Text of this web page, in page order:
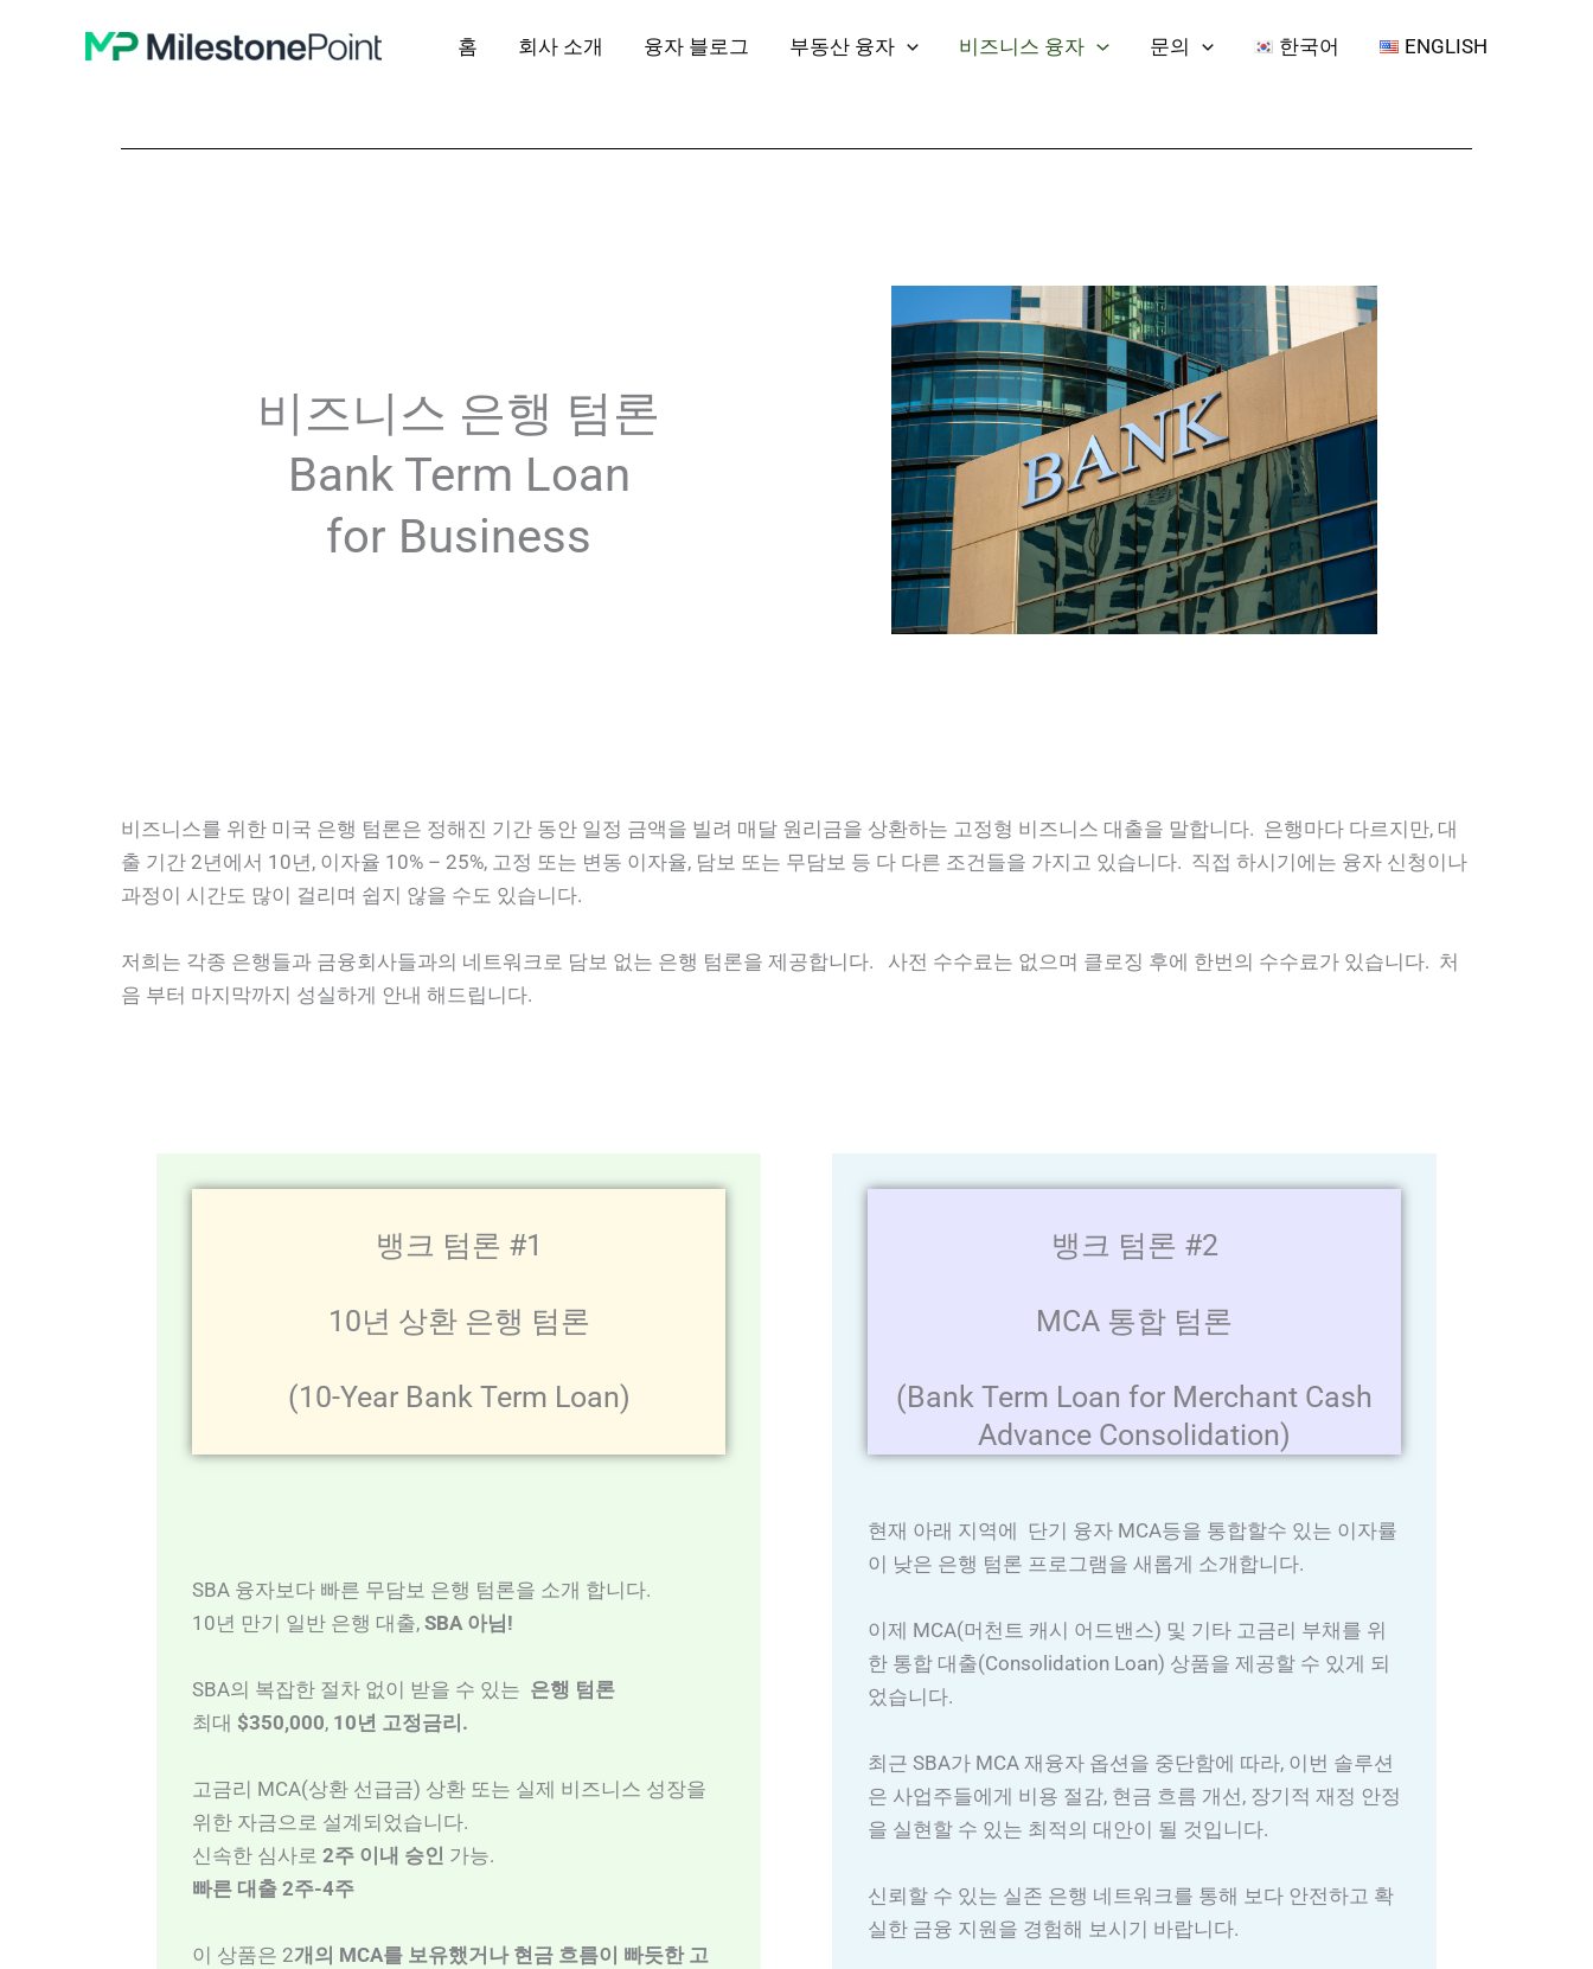
홈 회사 소개 융자 블로그 부동산 융자 비즈니스 융자 문의 한국어 ENGLISH
비즈니스 은행 텀론
Bank Term Loan
for Business
비즈니스를 위한 미국 은행 텀론은 정해진 기간 동안 일정 금액을 빌려 매달 원리금을 상환하는 고정형 비즈니스 대출을 말합니다. 은행마다 다르지만, 대
출 기간 2년에서 10년, 이자율 10% – 25%, 고정 또는 변동 이자율, 담보 또는 무담보 등 다 다른 조건들을 가지고 있습니다. 직접 하시기에는 융자 신청이나
과정이 시간도 많이 걸리며 쉽지 않을 수도 있습니다.
저희는 각종 은행들과 금융회사들과의 네트워크로 담보 없는 은행 텀론을 제공합니다. 사전 수수료는 없으며 클로징 후에 한번의 수수료가 있습니다. 처
음 부터 마지막까지 성실하게 안내 해드립니다.
뱅크 텀론 #1
10년 상환 은행 텀론
(10-Year Bank Term Loan)
SBA 융자보다 빠른 무담보 은행 텀론을 소개 합니다.
10년 만기 일반 은행 대출, SBA 아님!
SBA의 복잡한 절차 없이 받을 수 있는 은행 텀론
최대 $350,000, 10년 고정금리.
고금리 MCA(상환 선급금) 상환 또는 실제 비즈니스 성장을
위한 자금으로 설계되었습니다.
신속한 심사로 2주 이내 승인 가능.
빠른 대출 2주-4주
이 상품은 2개의 MCA를 보유했거나 현금 흐름이 빠듯한 고
뱅크 텀론 #2
MCA 통합 텀론
(Bank Term Loan for Merchant Cash
Advance Consolidation)
현재 아래 지역에 단기 융자 MCA등을 통합할수 있는 이자률
이 낮은 은행 텀론 프로그램을 새롭게 소개합니다.
이제 MCA(머천트 캐시 어드밴스) 및 기타 고금리 부채를 위
한 통합 대출(Consolidation Loan) 상품을 제공할 수 있게 되
었습니다.
최근 SBA가 MCA 재융자 옵션을 중단함에 따라, 이번 솔루션
은 사업주들에게 비용 절감, 현금 흐름 개선, 장기적 재정 안정
을 실현할 수 있는 최적의 대안이 될 것입니다.
신뢰할 수 있는 실존 은행 네트워크를 통해 보다 안전하고 확
실한 금융 지원을 경험해 보시기 바랍니다.